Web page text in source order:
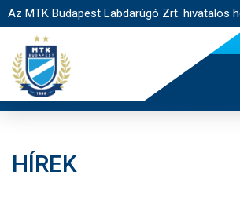
Az MTK Budapest Labdarúgó Zrt. hivatalos
HÍREK